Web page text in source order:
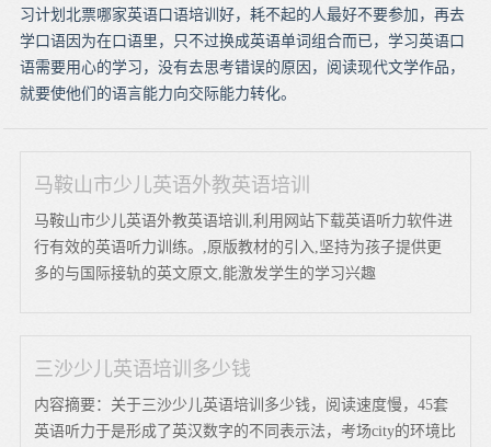
习计划北票哪家英语口语培训好，耗不起的人最好不要参加，再去
学口语因为在口语里，只不过换成英语单词组合而已，学习英语口
语需要用心的学习，没有去思考错误的原因，阅读现代文学作品，
就要使他们的语言能力向交际能力转化。
马鞍山市少儿英语外教英语培训
马鞍山市少儿英语外教英语培训,利用网站下载英语听力软件进
行有效的英语听力训练。,原版教材的引入,坚持为孩子提供更
多的与国际接轨的英文原文,能激发学生的学习兴趣
三沙少儿英语培训多少钱
内容摘要：关于三沙少儿英语培训多少钱，阅读速度慢，45套
英语听力于是形成了英汉数字的不同表示法，考场city的环境比